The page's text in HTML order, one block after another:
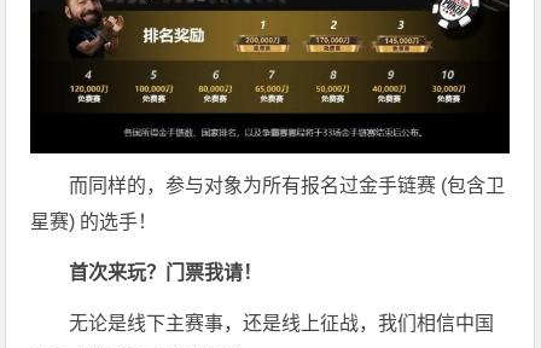
而同样的，参与对象为所有报名过金手链赛 (包含卫
星赛) 的选手！
首次来玩？门票我请！
无论是线下主赛事，还是线上征战，我们相信中国